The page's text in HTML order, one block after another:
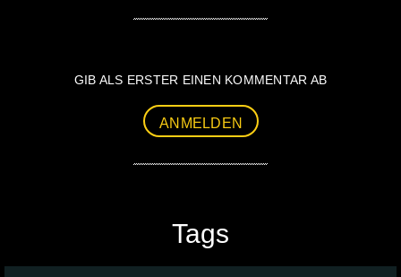
GIB ALS ERSTER EINEN KOMMENTAR AB
ANMELDEN
Tags